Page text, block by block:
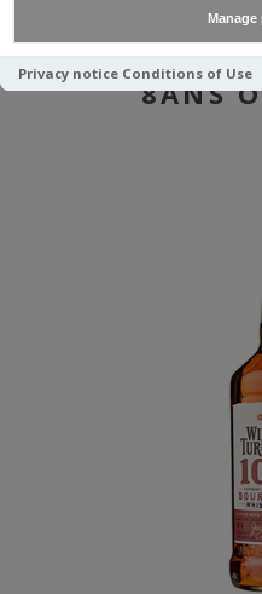
Manage
Privacy notice Conditions of Use
WILD
8ANS